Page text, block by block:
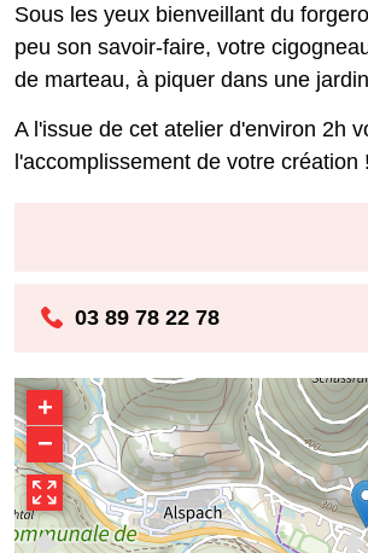
Sous les yeux bienveillant du
peu son savoir-faire, votre
de marteau, à piquer dans une
A l'issue de cet atelier d'environ 2h
l'accomplissement de votre création !
03 89 78 22 78
+
−